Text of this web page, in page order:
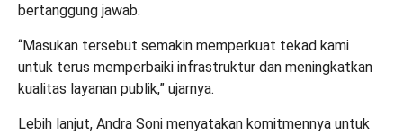
bertanggung jawab.
“Masukan tersebut semakin memperkuat tekad kami
untuk terus memperbaiki infrastruktur dan meningkatkan
kualitas layanan publik,” ujarnya.
Lebih lanjut, Andra Soni menyatakan komitmennya untuk